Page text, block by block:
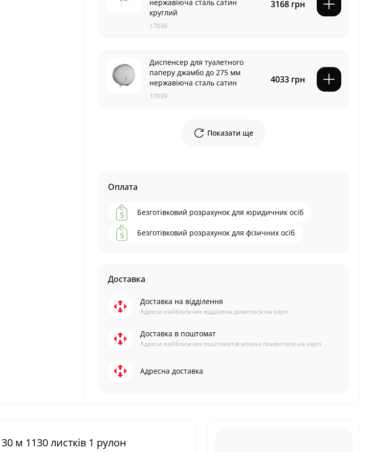
нержавіюча сталь сатин
круглий
17038
3168 грн
Диспенсер для туалетного
паперу джамбо до 275 мм
нержавіюча сталь сатин
17039
4033 грн
Показати ще
Оплата
Безготівковий розрахунок для юридичник осіб
Безготівковий розрахунок для фізичних осіб
Доставка
Доставка на відділення
Адреси найближчих відділень дивитися на карті
Доставка в поштомат
Адреси найближчих поштоматів можна поивитися на карті
Адресна доставка
м 1130 листків 1 рулон